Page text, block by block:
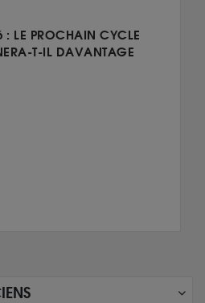
: LE PROCHAIN CYCLE
T-IL DAVANTAGE